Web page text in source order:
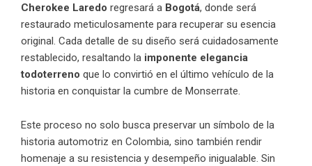
Cherokee Laredo regresará a Bogotá, donde será
restaurado meticulosamente para recuperar su esencia
original. Cada detalle de su diseño será cuidadosamente
restablecido, resaltando la imponente elegancia
todoterreno que lo convirtió en el último vehículo de la
historia en conquistar la cumbre de Monserrate.
Este proceso no solo busca preservar un símbolo de la
historia automotriz en Colombia, sino también rendir
homenaje a su resistencia y desempeño inigualable. Sin